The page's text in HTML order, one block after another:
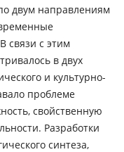
двум направлениям
связи с этим
в двух
и культурно-
проблеме
свойственную
Разработки
синтеза,